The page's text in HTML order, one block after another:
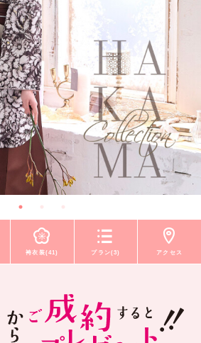
袴衣装(41) プラン(3) アクセス